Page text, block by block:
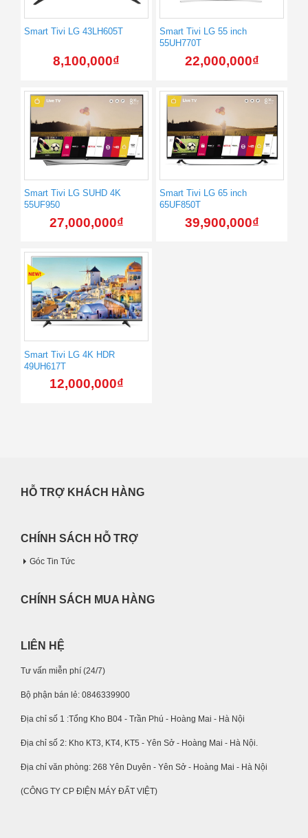
Smart Tivi LG 43LH605T
8,100,000₫
Smart Tivi LG 55 inch
55UH770T
22,000,000₫
Smart Tivi LG SUHD 4K
55UF950
27,000,000₫
Smart Tivi LG 65 inch
65UF850T
39,900,000₫
Smart Tivi LG 4K HDR
49UH617T
12,000,000₫
HỖ TRỢ KHÁCH HÀNG
CHÍNH SÁCH HỖ TRỢ
Góc Tin Tức
CHÍNH SÁCH MUA HÀNG
LIÊN HỆ
Tư vấn miễn phí (24/7)
Bộ phận bán lẻ: 0846339900
Địa chỉ số 1 :Tổng Kho B04 - Trần Phú - Hoàng Mai - Hà Nội
Địa chỉ số 2: Kho KT3, KT4, KT5 - Yên Sở - Hoàng Mai - Hà Nội.
Địa chỉ văn phòng: 268 Yên Duyên - Yên Sở - Hoàng Mai - Hà Nội
(CÔNG TY CP ĐIỆN MÁY ĐẤT VIỆT)